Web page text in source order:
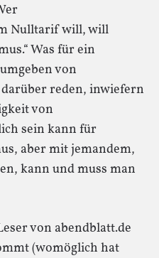
Nulltarif will, will
Was für ein
von
reden, inwiefern
von
sein kann für
aber mit jemandem,
kann und muss man
von abendblatt.de
(womöglich hat